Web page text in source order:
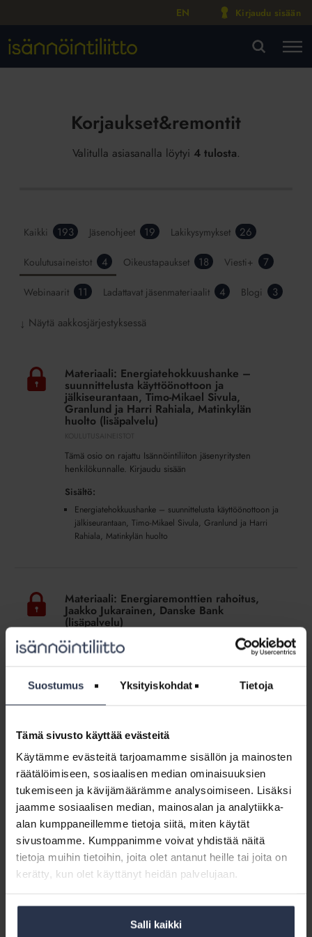
Suostumus Yksityiskohdat Tietoja
Tämä sivusto käyttää evästeitä
Käytämme evästeitä tarjoamamme sisällön ja mainosten
räätälöimiseen, sosiaalisen median ominaisuuksien
tukemiseen ja kävijämäärämme analysoimiseen. Lisäksi
jaamme sosiaalisen median, mainosalan ja analytiikka-
alan kumppaneillemme tietoja siitä, miten käytät
sivustoamme. Kumppanimme voivat yhdistää näitä
tietoja muihin tietoihin, joita olet antanut heille tai joita on
kerätty, kun olet käyttänyt heidän palvelujaan.
Salli kaikki
EN Kirjaudu sisään
Korjaukset&remontit
Valitulla asiasanalla löytyi 4 tulosta.
Kaikki 193 Jäsenohjeet 19 Lakikysymykset 26
Koulutusaineistot 4 Oikeustapaukset 18 Viesti+ 7
Webinaarit 11 Ladattavat jäsenmateriaalit 4 Blogi 3
↓ Näytä aakkosjärjestyksessä
Energiatehokkuushanke
suunnittelusta
käyttöönottoon
(lisäpalvelu)
Materiaali: Energiatehokkuushanke –
suunnittelusta käyttöönottoon ja
jälkiseurantaan, Timo-Mikael Sivula,
Granlund ja Harri Rahiala, Matinkylän
huolto (lisäpalvelu)
Tämä osio on rajattu Isännöintiliiton jäsenyritysten
henkilökunnalle. Kirjaudu sisään
Sisältö:
Energiatehokkuushanke – suunnittelusta käyttöönottoon ja
jälkiseurantaan, Timo-Mikael Sivula, Granlund ja Harri
Rahiala, Matinkylän huolto
Energiaremonttien
rahoitus,
Jukarainen,
Danske
(lisäpalvelu)
Materiaali: Energiaremonttien rahoitus,
Jaakko Jukarainen, Danske Bank
(lisäpalvelu)
KOULUTUSAINEISTOT
Tämä osio on rajattu Isännöintiliiton jäsenyritysten
Sisältö:
Materiaali:
Energia-
avustukset,
Jyrki
Kauppinen,
Ympäristöministeriö
(lisäpalvelu)
Materiaali: Energia-avustukset, Jyrki
Kauppinen, Ympäristöministeriö
(lisäpalvelu)
KOULUTUSAINEISTOT
Tämä osio on rajattu Isännöintiliiton jäsenyritysten
henkilökunnalle. Kirjaudu sisään
Sisältö: